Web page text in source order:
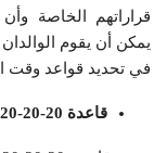
قراراتهم الخاصة
يمكن أن يقوم
في تحديد قواعد وقت
قاعدة 20-20-20: